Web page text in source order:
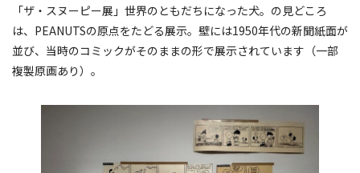
「ザ・スヌーピー展」世界のともだちになった犬。の見どころ
は、PEANUTSの原点をたどる展示。壁には1950年代の新聞紙面が
並び、当時のコミックがそのままの形で展示されています（一部
複製原画あり）。